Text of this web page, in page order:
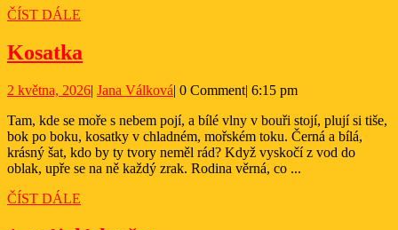
ČÍST DÁLE
Kosatka
2 května, 20262
2026
| Jana VálkováJana
| 0 Comment| 6:15 pm
Tam, kde se moře s nebem pojí, a bílé vlny v bouři stojí, plují si tiše,
bok po boku, kosatky v chladném, mořském toku. Černá a bílá,
krásný šat, kdo by ty tvory neměl rád? Když vyskočí z vod do
oblak, upře se na ně každý zrak. Rodina věrná, co ...
ČÍST DÁLE